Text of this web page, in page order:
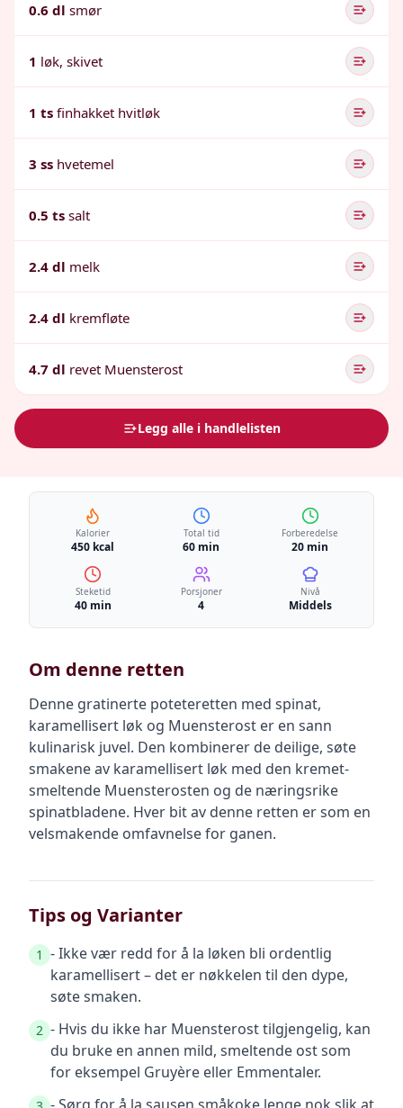
0.6 dl smør
1 løk, skivet
1 ts finhakket hvitløk
3 ss hvetemel
0.5 ts salt
2.4 dl melk
2.4 dl kremfløte
4.7 dl revet Muensterost
Legg alle i handlelisten
Kalorier
450 kcal
Total tid
60 min
Forberedelse
20 min
Steketid
40 min
Porsjoner
4
Nivå
Middels
Om denne retten
Denne gratinerte poteteretten med spinat,
karamellisert løk og Muensterost er en sann
kulinarisk juvel. Den kombinerer de deilige, søte
smakene av karamellisert løk med den kremet-
smeltende Muensterosten og de næringsrike
spinatbladene. Hver bit av denne retten er som en
velsmakende omfavnelse for ganen.
Tips og Varianter
1 - Ikke vær redd for å la løken bli ordentlig
karamellisert – det er nøkkelen til den dype,
søte smaken.
2 - Hvis du ikke har Muensterost tilgjengelig, kan
du bruke en annen mild, smeltende ost som
for eksempel Gruyère eller Emmentaler.